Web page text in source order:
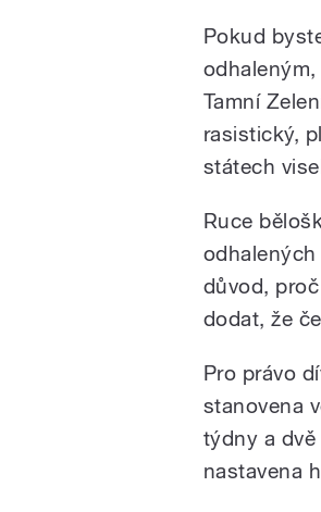
Pokud
Tamní
rasistický,
státech
Ruce
důvod,
dodat, že
Pro právo
stanovena
týdny a
nastavena